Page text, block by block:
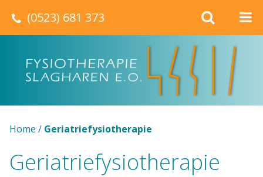
(0523) 681 373
Home / Geriatriefysiotherapie
Geriatriefysiotherapie